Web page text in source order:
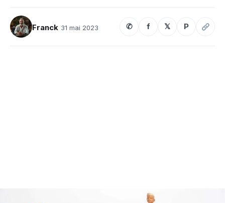
Franck 31 mai 2023 ✆ f 𝕏 P